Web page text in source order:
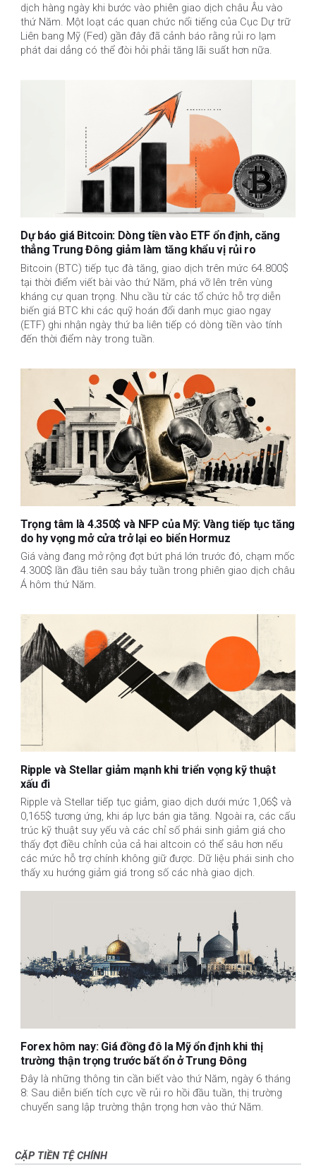
dịch hàng ngày khi bước vào phiên giao dịch châu Âu vào
thứ Năm. Một loạt các quan chức nổi tiếng của Cục Dự trữ
Liên bang Mỹ (Fed) gần đây đã cảnh báo rằng rủi ro lạm
phát dai dẳng có thể đòi hỏi phải tăng lãi suất hơn nữa.
Dự báo giá Bitcoin: Dòng tiền vào ETF ổn định, căng
thẳng Trung Đông giảm làm tăng khẩu vị rủi ro
Bitcoin (BTC) tiếp tục đà tăng, giao dịch trên mức 64.800$
tại thời điểm viết bài vào thứ Năm, phá vỡ lên trên vùng
kháng cự quan trọng. Nhu cầu từ các tổ chức hỗ trợ diễn
biến giá BTC khi các quỹ hoán đổi danh mục giao ngay
(ETF) ghi nhận ngày thứ ba liên tiếp có dòng tiền vào tính
đến thời điểm này trong tuần.
Trọng tâm là 4.350$ và NFP của Mỹ: Vàng tiếp tục tăng
do hy vọng mở cửa trở lại eo biển Hormuz
Giá vàng đang mở rộng đợt bứt phá lớn trước đó, chạm mốc
4.300$ lần đầu tiên sau bảy tuần trong phiên giao dịch châu
Á hôm thứ Năm.
Ripple và Stellar giảm mạnh khi triển vọng kỹ thuật
xấu đi
Ripple và Stellar tiếp tục giảm, giao dịch dưới mức 1,06$ và
0,165$ tương ứng, khi áp lực bán gia tăng. Ngoài ra, các cấu
trúc kỹ thuật suy yếu và các chỉ số phái sinh giảm giá cho
thấy đợt điều chỉnh của cả hai altcoin có thể sâu hơn nếu
các mức hỗ trợ chính không giữ được. Dữ liệu phái sinh cho
thấy xu hướng giảm giá trong số các nhà giao dịch.
Forex hôm nay: Giá đồng đô la Mỹ ổn định khi thị
trường thận trọng trước bất ổn ở Trung Đông
Đây là những thông tin cần biết vào thứ Năm, ngày 6 tháng
8: Sau diễn biến tích cực về rủi ro hồi đầu tuần, thị trường
chuyển sang lập trường thận trọng hơn vào thứ Năm.
CẶP TIỀN TỆ CHÍNH